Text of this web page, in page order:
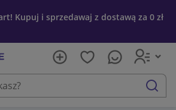
Kupuj i sprzedawaj z dostawą za 0 zł
szukaj